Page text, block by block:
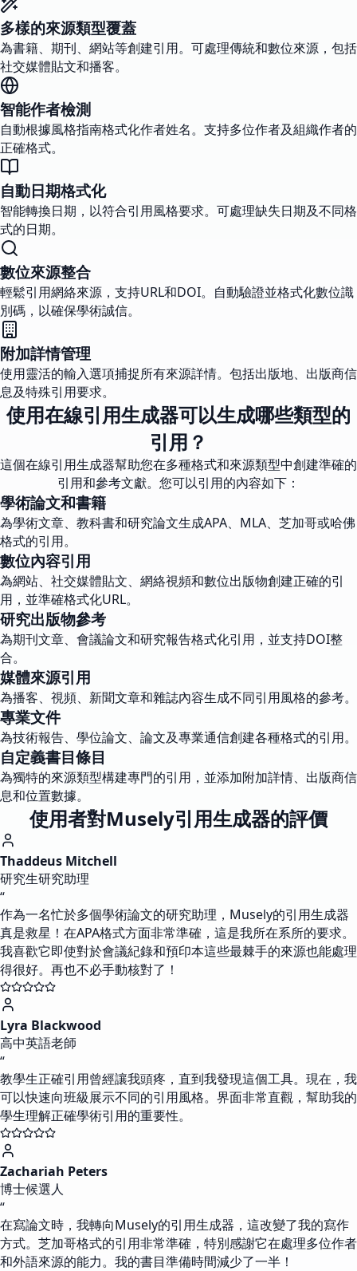
多樣的來源類型覆蓋
為書籍、期刊、網站等創建引用。可處理傳統和數位來源，包括
社交媒體貼文和播客。
智能作者檢測
自動根據風格指南格式化作者姓名。支持多位作者及組織作者的
正確格式。
自動日期格式化
智能轉換日期，以符合引用風格要求。可處理缺失日期及不同格
式的日期。
數位來源整合
輕鬆引用網絡來源，支持URL和DOI。自動驗證並格式化數位識
別碼，以確保學術誠信。
附加詳情管理
使用靈活的輸入選項捕捉所有來源詳情。包括出版地、出版商信
息及特殊引用要求。
使用在線引用生成器可以生成哪些類型的
引用？
這個在線引用生成器幫助您在多種格式和來源類型中創建準確的
引用和參考文獻。您可以引用的內容如下：
學術論文和書籍
為學術文章、教科書和研究論文生成APA、MLA、芝加哥或哈佛
格式的引用。
數位內容引用
為網站、社交媒體貼文、網絡視頻和數位出版物創建正確的引
用，並準確格式化URL。
研究出版物參考
為期刊文章、會議論文和研究報告格式化引用，並支持DOI整
合。
媒體來源引用
為播客、視頻、新聞文章和雜誌內容生成不同引用風格的參考。
專業文件
為技術報告、學位論文、論文及專業通信創建各種格式的引用。
自定義書目條目
為獨特的來源類型構建專門的引用，並添加附加詳情、出版商信
息和位置數據。
使用者對Musely引用生成器的評價
Thaddeus Mitchell
研究生研究助理
“
作為一名忙於多個學術論文的研究助理，Musely的引用生成器
真是救星！在APA格式方面非常準確，這是我所在系所的要求。
我喜歡它即使對於會議紀錄和預印本這些最棘手的來源也能處理
得很好。再也不必手動核對了！
Lyra Blackwood
高中英語老師
“
教學生正確引用曾經讓我頭疼，直到我發現這個工具。現在，我
可以快速向班級展示不同的引用風格。界面非常直觀，幫助我的
學生理解正確學術引用的重要性。
Zachariah Peters
博士候選人
“
在寫論文時，我轉向Musely的引用生成器，這改變了我的寫作
方式。芝加哥格式的引用非常準確，特別感謝它在處理多位作者
和外語來源的能力。我的書目準備時間減少了一半！